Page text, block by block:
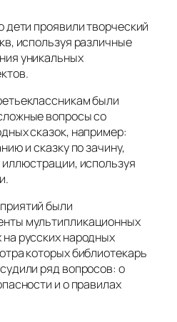
дети проявили творческий
используя различные
уникальных
были
вопросы со
сказок, например:
и сказку по зачину,
используя
были
мультипликационных
русских народных
которых библиотекарь
ряд вопросов: о
и о правилах